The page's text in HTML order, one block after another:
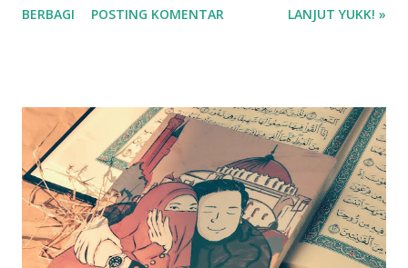
BERBAGI POSTING KOMENTAR LANJUT YUKK! »